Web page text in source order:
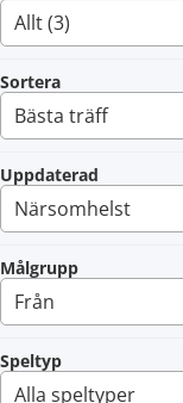
Sortera
Uppdaterad
Målgrupp
Speltyp